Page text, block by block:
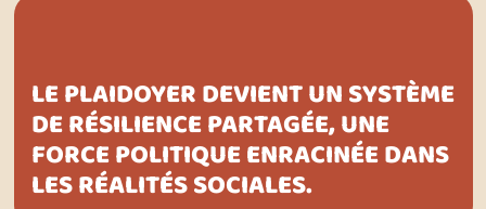
LE PLAIDOYER DEVIENT UN SYSTÈME
DE RÉSILIENCE PARTAGÉE, UNE
FORCE POLITIQUE ENRACINÉE DANS
LES RÉALITÉS SOCIALES.